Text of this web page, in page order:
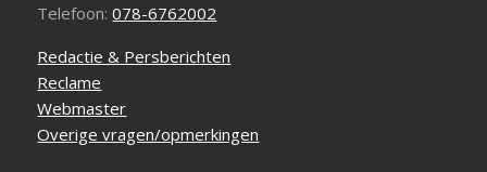
Telefoon:078-6762002
Redactie & Persberichten
Reclame
Webmaster
Overige vragen/opmerkingen